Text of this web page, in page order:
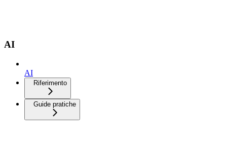
AI
AI
Riferimento
Guide pratiche